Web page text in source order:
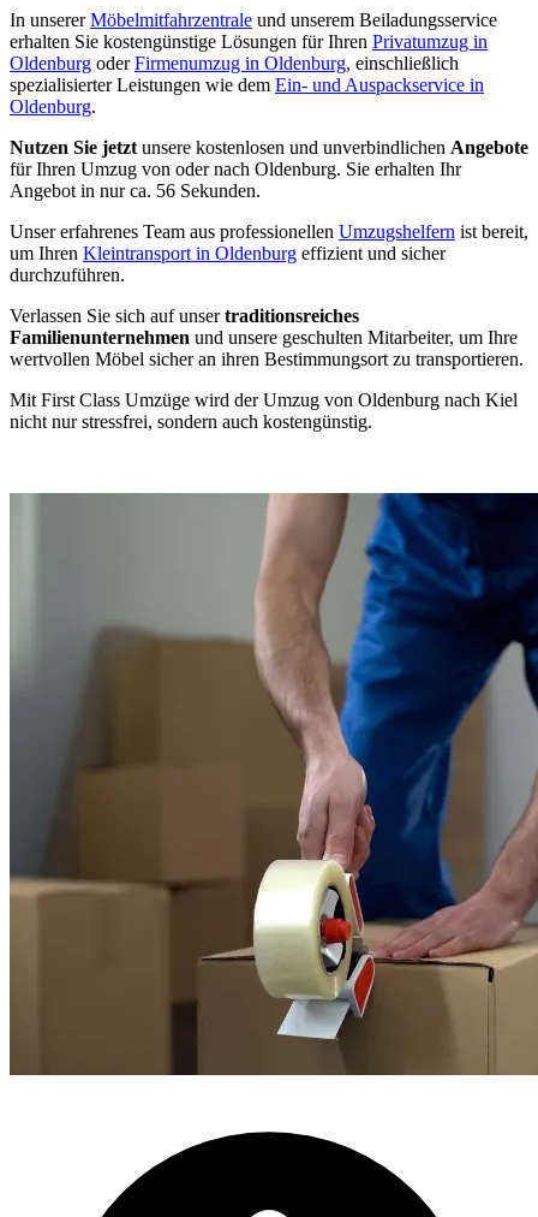
In unsererMöbelmitfahrzentrale und unserem Beiladungsservice
erhalten Sie kostengünstige Lösungen für Ihren Privatumzug in
Oldenburg oderFirmenumzug in Oldenburg, einschließlich
spezialisierter Leistungen wie dem Ein- und Auspackservice in
Oldenburg.
Nutzen Sie jetzt unsere kostenlosen und unverbindlichen Angebote
für Ihren Umzug von oder nach Oldenburg. Sie erhalten Ihr
Angebot in nur ca. 56 Sekunden.
Unser erfahrenes Team aus professionellen Umzugshelfern ist bereit,
um Ihren Kleintransport in Oldenburg effizient und sicher
durchzuführen.
Verlassen Sie sich auf unsertraditionsreiches
Familienunternehmen und unsere geschulten Mitarbeiter, um Ihre
wertvollen Möbel sicher an ihren Bestimmungsort zu transportieren.
Mit First Class Umzüge wird der Umzug von Oldenburg nach Kiel
nicht nur stressfrei, sondern auch kostengünstig.